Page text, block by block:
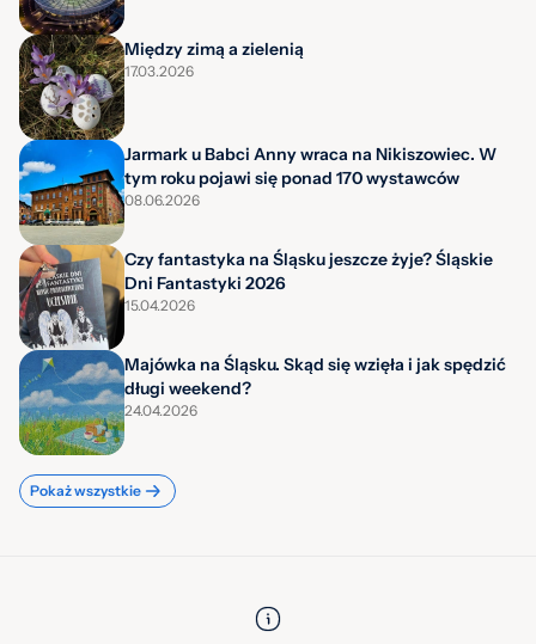
Między zimą a zielenią
17.03.2026
Jarmark u Babci Anny wraca na Nikiszowiec. W
tym roku pojawi się ponad 170 wystawców
08.06.2026
Czy fantastyka na Śląsku jeszcze żyje? Śląskie
Dni Fantastyki 2026
15.04.2026
Majówka na Śląsku. Skąd się wzięła i jak spędzić
długi weekend?
24.04.2026
Pokaż wszystkie